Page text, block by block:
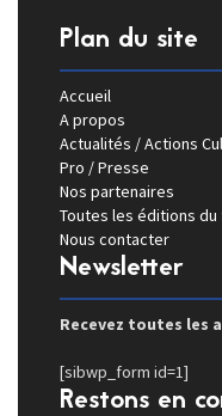
Plan du site
Accueil
A propos
Actualités / Actions
Pro / Presse
Nos partenaires
Toutes les éditions
Nous contacter
Newsletter
Recevez toutes les
[sibwp_form id=1]
Restons en